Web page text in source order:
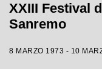
XXIII Festival
Sanremo
8 MARZO 1973 - 10